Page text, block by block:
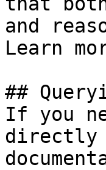
and
Learn
##
If you
directly